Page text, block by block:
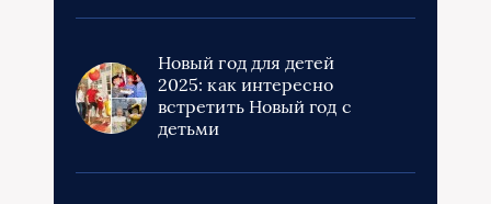
Новый год для детей
2025: как интересно
встретить Новый год с
детьми